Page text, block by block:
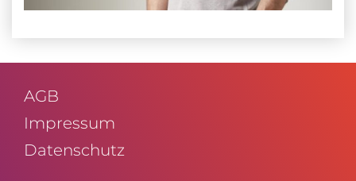
AGB
Impressum
Daten­schutz